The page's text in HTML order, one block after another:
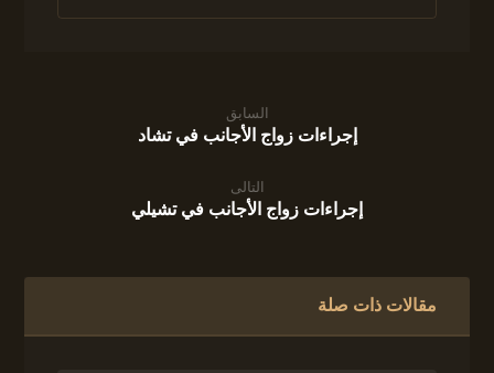
السابق
إجراءات زواج الأجانب في تشاد
التالى
إجراءات زواج الأجانب في تشيلي
مقالات ذات صلة